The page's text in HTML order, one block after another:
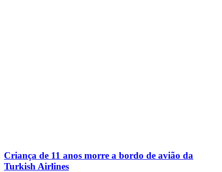
Criança de 11 anos morre a bordo de avião da
Turkish Airlines